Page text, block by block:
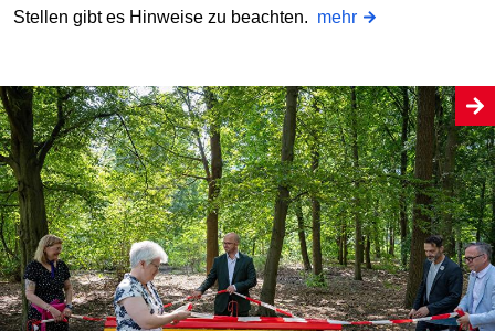
Stellen gibt es Hinweise zu beachten. mehr